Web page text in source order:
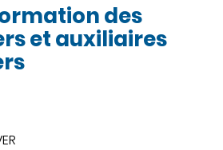
des
et auxiliaires